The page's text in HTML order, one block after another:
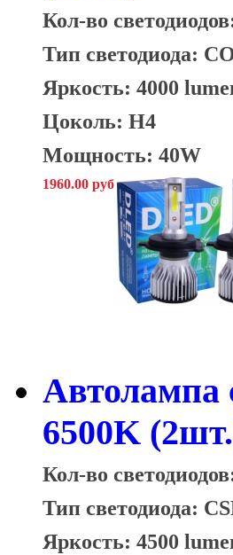
Кол-во
Тип светодиода:
Яркость: 4000
Цоколь: H4
Мощность: 40W
1960.00 руб
Автолампа
6500K
Кол-во
Тип светодиода:
Яркость: 4500